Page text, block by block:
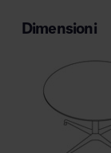
Dimensioni